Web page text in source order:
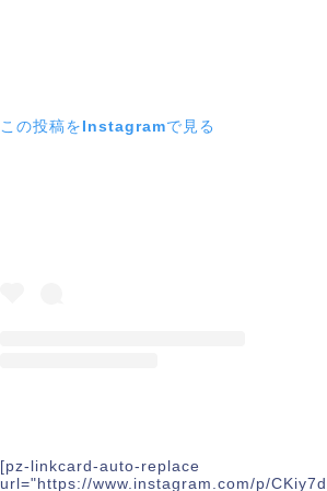
この投稿をInstagramで見る
[pz-linkcard-auto-replace
url="https://www.instagram.com/p/